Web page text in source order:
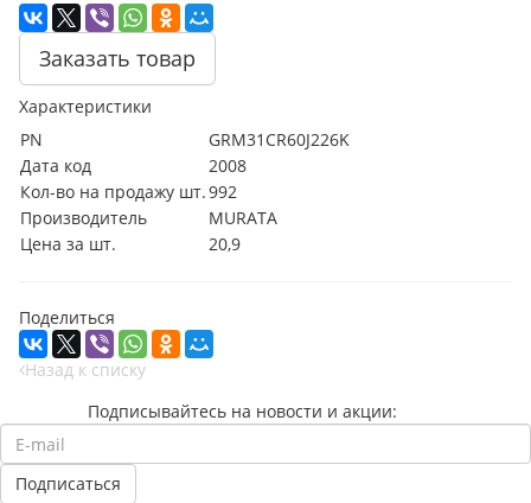
Заказать товар
Характеристики
PN
GRM31CR60J226K
Дата код
2008
Кол-во на продажу шт.992
Производитель
MURATA
Цена за шт.
20,9
Поделиться
Назад к списку
Подписывайтесь на новости и акции: